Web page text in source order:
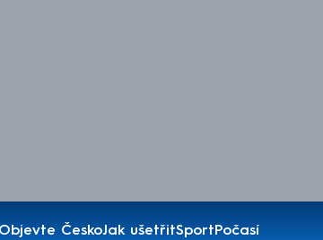
Objevte ČeskoJak ušetřitSportPočasí